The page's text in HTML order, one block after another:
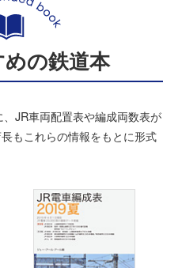
の鉄道本
JR車両配置表や編成両数表が
もこれらの情報をもとに形式